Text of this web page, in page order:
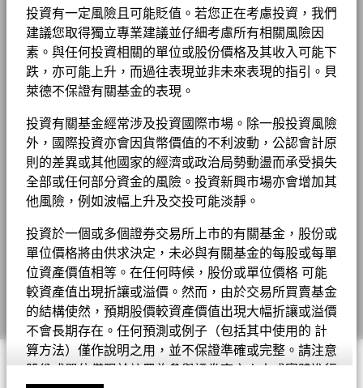
投資有一定風險且可能貶值。若您正在考慮投資，我們
建議您取得獨立專業建議並仔細考慮所有相關風險因
素。與任何投資相關的單位或股份價格及其收入可能下
跌，亦可能上升，而過往表現並非未來表現的指引。貝
萊德不保證有關基金的表現。
投資有關基金經常涉及投資國際市場。除一般投資風險
外，國際投資亦會因貨幣價值的不利波動，公認會計原
則的差異或其他國家的經濟或政治局勢動盪而承受損失
全部或任何部分資金的風險。投資新興市場亦會增加其
他風險，例如波幅上升及交投可能淡靜。
投資於一個或多個證券交易所上市的有關基金，股份或
單位價格將由供求決定，未必與有關基金的每股或每單
位資產價值相等。在任何時候，股份或單位價格 可能
較資產值出現折讓或溢價。然而，由於交易所買賣基金
的結構使然，預期股價較資產價值出現大幅折讓或溢價
不會長期存在。任何預測或例子（包括其中使用的 計
算方法）僅作說明之用，並不保證準確或完整。請注意
2016 2017 2018 2019 2020 2021 2022
年度
回報
(%)
USD
4.55 39.07 -22.72 26.34 8.34 1.69 -22.72
參考
指標
1
USD
6.91 30.09 -15.93 17.94 5.28 -2.49 -12.91
表現已扣除持續徵收的收費，惟不包括認購和贖回費用。
往績並非未來表現的指引。投資者或未能取回投資的全部本金。
表現按該時期的資產淨值計算，股息再作投資。表現數據已扣除費
用。
有關數據顯示本基金的股份類別在所示時期內的價值的上升或下跌
幅度。表現按相關股份類別的貨幣計算，包括持續徵收的收費及稅
管理費
1.50%
管理費 (部分基金/股份類別包括
分銷費)
1.50%
最低首次投資額
收入用途
累積
監管制度
UCITS
晨星分類
日本中小型股票
交易頻率
SEDOL
0938930
有關費用詳情, 請參閱基金章程。
基金以主動方式管理，而其成分將會變動。所示持倉僅供說明用
途，不應視作買賣有關證券的建議。基金細節、持倉和特色均截至
所示日期並可予更改。
投資或會更改
醫療保健
2.11 2.97
-0.86
現金
0.91 0.00 0.91
負比重可能是因特定情況（包括基金購入證券的交易和結算日時
差）及／或為增加或減少市場風險及／或風險管理而利用若干金融
工具（包括衍生工具）所致。投資分佈或會更改。 由於四捨五
入，總額可能不等於100%。
C2
USD 79.87 0.23 0.29 2026年8
1 至 10 全部: 15 Previous
1 2
除特別註明外，所有資料截至月底。
要
BGF股息組成資料 (每月)
貝萊德全球基金 - 最新每季派息
貝萊德全球基金 - 最新每月派息
BGF股息組成資料 (每季)
貝萊德全球基金年報及賬目 - 只提供英文版本
新聞中心
投資者關係
條款及細則
私隱通知
業務連續性
詐騙提示
Cookie通知
Manage cookies
© 2026 BlackRock, Inc版權所有